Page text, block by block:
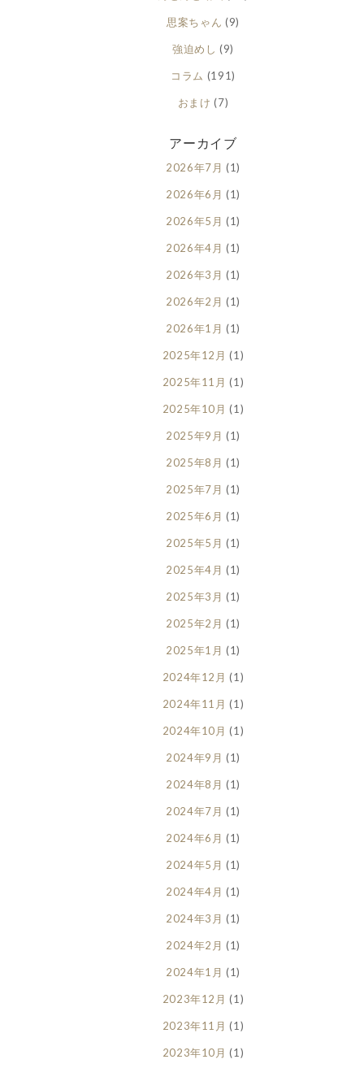
思案ちゃん (9)
強迫めし (9)
コラム (191)
おまけ (7)
アーカイブ
2026年7月 (1)
2026年6月 (1)
2026年5月 (1)
2026年4月 (1)
2026年3月 (1)
2026年2月 (1)
2026年1月 (1)
2025年12月 (1)
2025年11月 (1)
2025年10月 (1)
2025年9月 (1)
2025年8月 (1)
2025年7月 (1)
2025年6月 (1)
2025年5月 (1)
2025年4月 (1)
2025年3月 (1)
2025年2月 (1)
2025年1月 (1)
2024年12月 (1)
2024年11月 (1)
2024年10月 (1)
2024年9月 (1)
2024年8月 (1)
2024年7月 (1)
2024年6月 (1)
2024年5月 (1)
2024年4月 (1)
2024年3月 (1)
2024年2月 (1)
2024年1月 (1)
2023年12月 (1)
2023年11月 (1)
2023年10月 (1)